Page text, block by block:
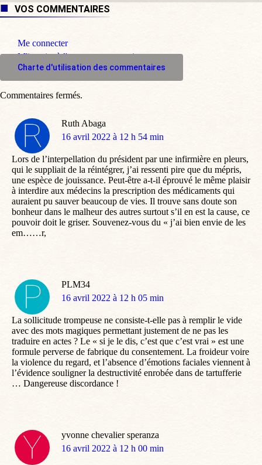
VOS COMMENTAIRES
Me connecter
M'inscrire à l'espace commentaire
Charte d'utilisation des commentaires
Ruth Abaga
dit
16 avril 2022 à 12 h 54 min
Lors de l’interpellation du président par une infirmière en pleurs,
qui le suppliait de la réintégrer, j’ai ressenti pire que du mépris,
une espèce de jouissance. Peut-être a-t-il éprouvé le même plaisir
à interdire aux médecins la prescription des médicaments qui
auraient pu sauver beaucoup de vies. Il trouve sans doute son
bonheur dans le malheur des autres surtout s’il en est la cause, ce
pouvoir doit le griser. Souvenez-vous du « j’ai bien envie de les
em……r,
PLM34
dit
16 avril 2022 à 12 h 05 min
La sollicitude trompeuse ne consiste-t-elle pas à remplir le vide
avec des mots magiques permettant justement de ne pas les
traduire en actes ? Le « si je le dis, c’est que c’est vrai » est une
formule perverse de fabrique du consentement. La froideur voire
la violence du regard, et l’absence d’émotions faciales viennent à
l’évidence souligner la destructivité enrobée dans de tartufferie
… Dangereuse discordance !
yvonne chevalier speranza
dit
16 avril 2022 à 12 h 00 min
Commentaires fermés.